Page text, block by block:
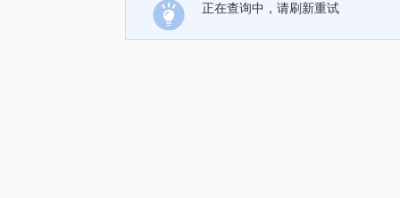
正在查询中，请刷新重试